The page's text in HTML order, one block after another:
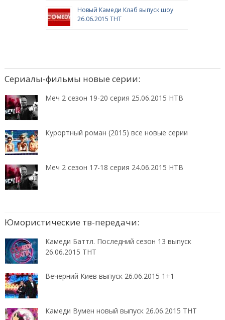
Новый Камеди Клаб выпуск шоу
26.06.2015 ТНТ
Сериалы-фильмы новые серии:
Меч 2 сезон 19-20 серия 25.06.2015 НТВ
Курортный роман (2015) все новые серии
Меч 2 сезон 17-18 серия 24.06.2015 НТВ
Юмористические тв-передачи:
Камеди Баттл. Последний сезон 13 выпуск
26.06.2015 ТНТ
Вечерний Киев выпуск 26.06.2015 1+1
Камеди Вумен новый выпуск 26.06.2015 ТНТ